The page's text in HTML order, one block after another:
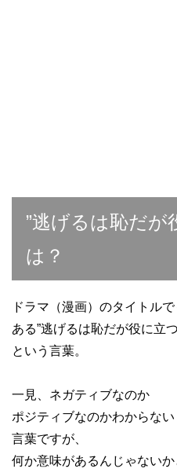
”逃げるは恥だが
は？
ドラマ（漫画）のタイトルで
ある”逃げるは恥だが役に立
という言葉。
一見、ネガティブなのか
ポジティブなのかわからない
言葉ですが、
何か意味があるんじゃないか